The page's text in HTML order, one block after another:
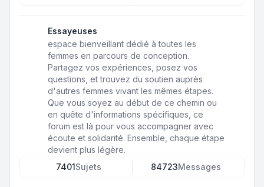
Essayeuses
espace bienveillant dédié à toutes les
femmes en parcours de conception.
Partagez vos expériences, posez vos
questions, et trouvez du soutien auprès
d'autres femmes vivant les mêmes étapes.
Que vous soyez au début de ce chemin ou
en quête d'informations spécifiques, ce
forum est là pour vous accompagner avec
écoute et solidarité. Ensemble, chaque étape
devient plus légère.
7401Sujets 84723Messages